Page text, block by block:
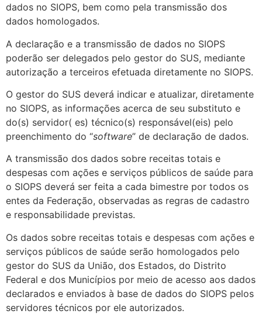
dados no SIOPS, bem como pela transmissão dos
dados homologados.
A declaração e a transmissão de dados no SIOPS
poderão ser delegados pelo gestor do SUS, mediante
autorização a terceiros efetuada diretamente no SIOPS.
O gestor do SUS deverá indicar e atualizar, diretamente
no SIOPS, as informações acerca de seu substituto e
do(s) servidor( es) técnico(s) responsável(eis) pelo
preenchimento do “software” de declaração de dados.
A transmissão dos dados sobre receitas totais e
despesas com ações e serviços públicos de saúde para
o SIOPS deverá ser feita a cada bimestre por todos os
entes da Federação, observadas as regras de cadastro
e responsabilidade previstas.
Os dados sobre receitas totais e despesas com ações e
serviços públicos de saúde serão homologados pelo
gestor do SUS da União, dos Estados, do Distrito
Federal e dos Municípios por meio de acesso aos dados
declarados e enviados à base de dados do SIOPS pelos
servidores técnicos por ele autorizados.